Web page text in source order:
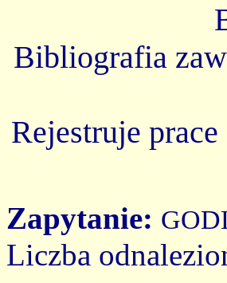
Bibliografia
Rejestruje
Zapytanie:
Liczba